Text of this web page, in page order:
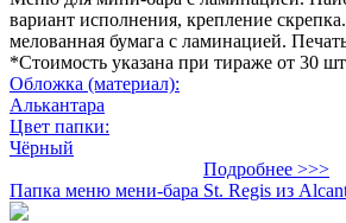
вариант исполнения, крепление
мелованная бумага с ламинацией.
*Стоимость указана при тираже от 30
Обложка (материал):
Алькантара
Цвет папки:
Чёрный
Подробнее >>>
Папка меню мени-бара St. Regis из